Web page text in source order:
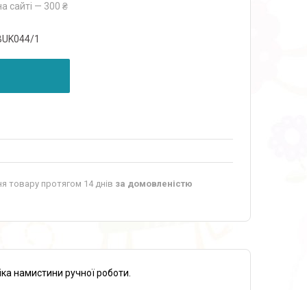
сайті — 300 ₴
1
товару протягом 14 днів за домовленістю
намистини ручної роботи.